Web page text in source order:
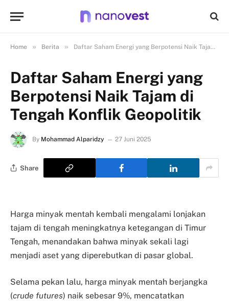
Home » Berita » Daftar Saham Energi yang Berpotensi Naik Tajam di Tengah Konflik Geopolitik
Daftar Saham Energi yang
Berpotensi Naik Tajam di
Tengah Konflik Geopolitik
By Mohammad Alparidzy 27 Juni 2025
Share
Harga minyak mentah kembali mengalami lonjakan
tajam di tengah meningkatnya ketegangan di Timur
Tengah, menandakan bahwa minyak sekali lagi
menjadi aset yang diperebutkan di pasar global.
Selama pekan lalu, harga minyak mentah berjangka
(crude futures) naik sebesar 9%, mencatatkan